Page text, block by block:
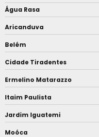
Água Rasa
Aricanduva
Belém
Cidade Tiradentes
Ermelino Matarazzo
Itaim Paulista
Jardim Iguatemi
Moóca